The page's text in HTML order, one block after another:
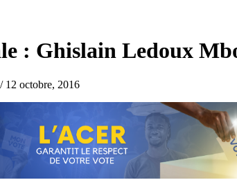
: Ghislain Ledoux
/ 12 octobre, 2016